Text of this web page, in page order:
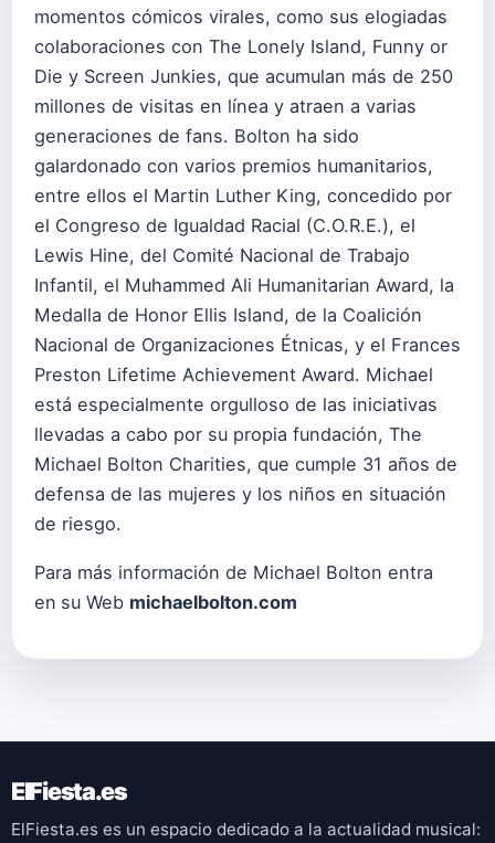
momentos cómicos virales, como sus elogiadas
colaboraciones con The Lonely Island, Funny or
Die y Screen Junkies, que acumulan más de 250
millones de visitas en línea y atraen a varias
generaciones de fans. Bolton ha sido
galardonado con varios premios humanitarios,
entre ellos el Martin Luther King, concedido por
el Congreso de Igualdad Racial (C.O.R.E.), el
Lewis Hine, del Comité Nacional de Trabajo
Infantil, el Muhammed Ali Humanitarian Award, la
Medalla de Honor Ellis Island, de la Coalición
Nacional de Organizaciones Étnicas, y el Frances
Preston Lifetime Achievement Award. Michael
está especialmente orgulloso de las iniciativas
llevadas a cabo por su propia fundación, The
Michael Bolton Charities, que cumple 31 años de
defensa de las mujeres y los niños en situación
de riesgo.
Para más información de Michael Bolton entra
en su Web michaelbolton.com
ElFiesta.es
ElFiesta.es es un espacio dedicado a la actualidad musical: